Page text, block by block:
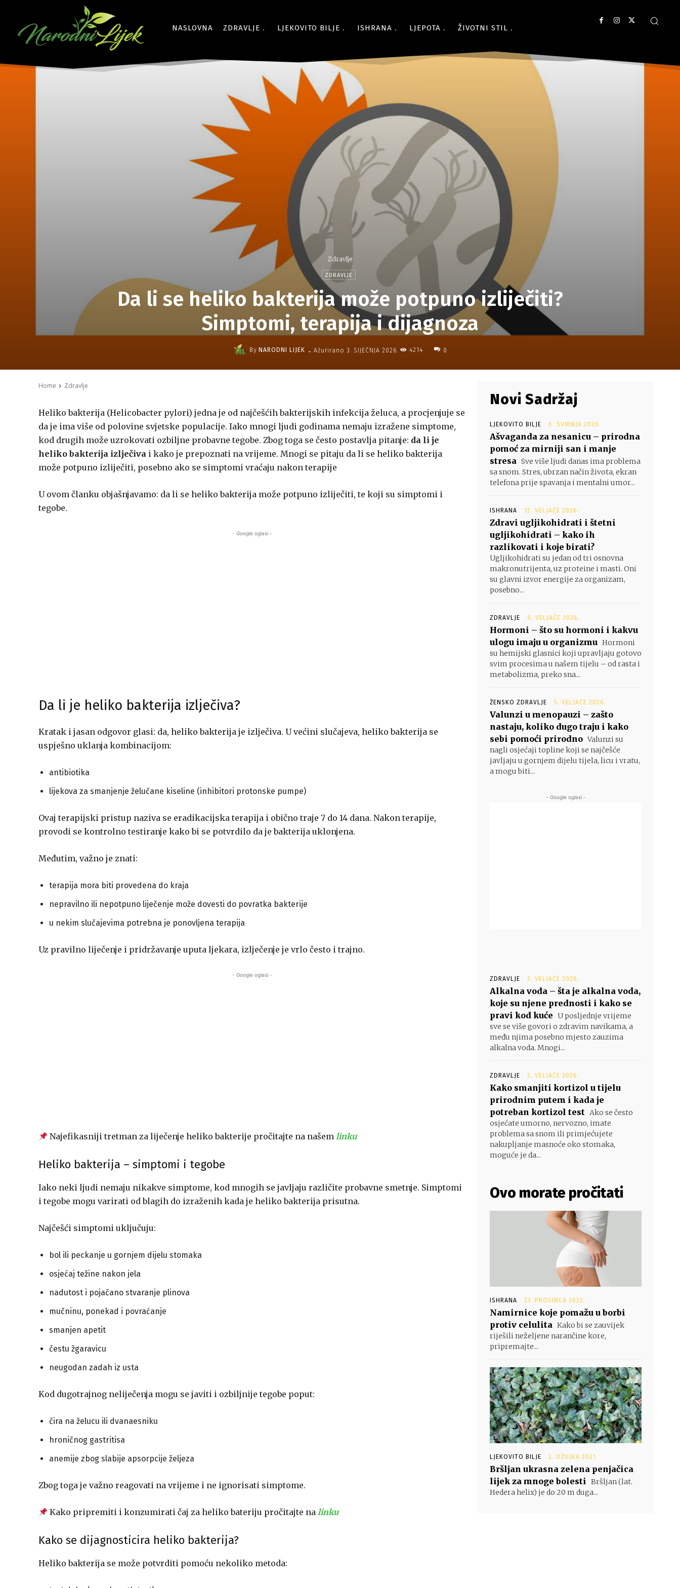
NASLOVNA ZDRAVLJE LJEKOVITO BILJE ISHRANA LJEPOTA ŽIVOTNI STIL
Zdravlje
ZDRAVLJE
Da li se heliko bakterija može potpuno izliječiti?
Simptomi, terapija i dijagnoza
By NARODNI LIJEK - Ažurirano 3. SIJEČNJA 2026. 4214 0
Home Zdravlje
Heliko bakterija (Helicobacter pylori) jedna je od najčešćih bakterijskih infekcija želuca, a procjenjuje se
da je ima više od polovine svjetske populacije. Iako mnogi ljudi godinama nemaju izražene simptome,
kod drugih može uzrokovati ozbiljne probavne tegobe. Zbog toga se često postavlja pitanje: da li je
heliko bakterija izlječiva i kako je prepoznati na vrijeme. Mnogi se pitaju da li se heliko bakterija
može potpuno izliječiti, posebno ako se simptomi vraćaju nakon terapije
U ovom članku objašnjavamo: da li se heliko bakterija može potpuno izliječiti, te koji su simptomi i
tegobe.
- Google oglasi -
Da li je heliko bakterija izlječiva?
Kratak i jasan odgovor glasi: da, heliko bakterija je izlječiva. U većini slučajeva, heliko bakterija se
uspješno uklanja kombinacijom:
antibiotika
lijekova za smanjenje želučane kiseline (inhibitori protonske pumpe)
Ovaj terapijski pristup naziva se eradikacijska terapija i obično traje 7 do 14 dana. Nakon terapije,
provodi se kontrolno testiranje kako bi se potvrdilo da je bakterija uklonjena.
Međutim, važno je znati:
terapija mora biti provedena do kraja
nepravilno ili nepotpuno liječenje može dovesti do povratka bakterije
u nekim slučajevima potrebna je ponovljena terapija
Uz pravilno liječenje i pridržavanje uputa ljekara, izlječenje je vrlo često i trajno.
- Google oglasi -
Najefikasniji tretman za liječenje heliko bakterije pročitajte na našemlinku
Heliko bakterija – simptomi i tegobe
Iako neki ljudi nemaju nikakve simptome, kod mnogih se javljaju različite probavne smetnje. Simptomi
i tegobe mogu varirati od blagih do izraženih kada je heliko bakterija prisutna.
Najčešći simptomi uključuju:
bol ili peckanje u gornjem dijelu stomaka
osjećaj težine nakon jela
nadutost i pojačano stvaranje plinova
mučninu, ponekad i povraćanje
smanjen apetit
čestu žgaravicu
neugodan zadah iz usta
Kod dugotrajnog neliječenja mogu se javiti i ozbiljnije tegobe poput:
čira na želucu ili dvanaesniku
hroničnog gastritisa
anemije zbog slabije apsorpcije željeza
Zbog toga je važno reagovati na vrijeme i ne ignorisati simptome.
Kako pripremiti i konzumirati čaj za heliko bateriju pročitajte nalinku
Kako se dijagnosticira heliko bakterija?
Heliko bakterija se može potvrditi pomoću nekoliko metoda:
Novi Sadržaj
LJEKOVITO BILJE 6. SVIBNJA 2026.
Ašvaganda za nesanicu – prirodna
pomoć za mirniji san i manje
stresa Sve više ljudi danas ima problema
sa snom. Stres, ubrzan način života, ekran
telefona prije spavanja i mentalni umor...
ISHRANA 12. VELJAČE 2026.
Zdravi ugljikohidrati i štetni
ugljikohidrati – kako ih
razlikovati i koje birati?
Ugljikohidrati su jedan od tri osnovna
makronutrijenta, uz proteine i masti. Oni
su glavni izvor energije za organizam,
posebno...
ZDRAVLJE 9. VELJAČE 2026.
Hormoni – što su hormoni i kakvu
ulogu imaju u organizmu Hormoni
su hemijski glasnici koji upravljaju gotovo
svim procesima u našem tijelu – od rasta i
metabolizma, preko sna...
ŽENSKO ZDRAVLJE 5. VELJAČE 2026.
Valunzi u menopauzi – zašto
nastaju, koliko dugo traju i kako
sebi pomoći prirodno Valunzi su
nagli osjećaji topline koji se najčešće
javljaju u gornjem dijelu tijela, licu i vratu,
a mogu biti...
- Google oglasi -
ZDRAVLJE 3. VELJAČE 2026.
Alkalna voda – šta je alkalna voda,
koje su njene prednosti i kako se
pravi kod kuće U posljednje vrijeme
sve se više govori o zdravim navikama, a
među njima posebno mjesto zauzima
alkalna voda. Mnogi...
ZDRAVLJE 3. VELJAČE 2026.
Kako smanjiti kortizol u tijelu
prirodnim putem i kada je
potreban kortizol test Ako se često
osjećate umorno, nervozno, imate
problema sa snom ili primjećujete
nakupljanje masnoće oko stomaka,
moguće je da...
Ovo morate pročitati
ISHRANA 21. PROSINCA 2022.
Namirnice koje pomažu u borbi
protiv celulita Kako bi se zauvijek
riješili neželjene narančine kore,
pripremajte...
LJEKOVITO BILJE 2. OŽUJKA 2021.
Bršljan ukrasna zelena penjačica
lijek za mnoge bolesti Bršljan (lat.
Hedera helix) je do 20 m duga...